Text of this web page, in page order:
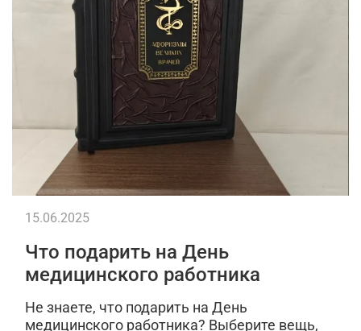
Что подарить на День
медицинского работника
Не знаете, что подарить на День
медицинского работника? Выберите вещь,
15.06.2025